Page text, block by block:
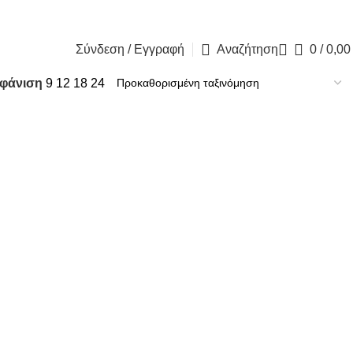
Σύνδεση / Εγγραφή Αναζήτηση 0 / 0,00
9 12 18 24